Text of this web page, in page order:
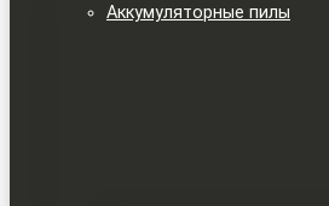
Аккумуляторные пилы